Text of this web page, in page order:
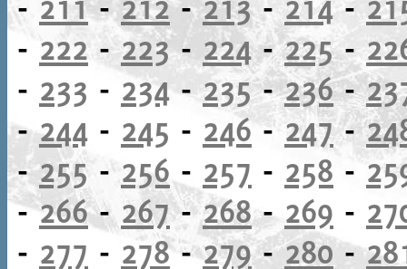
- 222 -223- 224-225-
- 233 - 234-235-236-
-244 - 245 - 246-247-
-255-256 - 257 - 258 -
-266- 267-268- 269 -
- 277 - 278-279-280-